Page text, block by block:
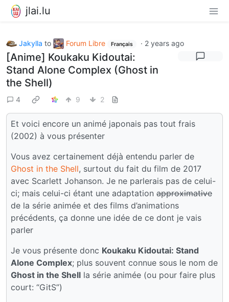
jlai.lu
Jakylla to Forum Libre Français · 2 years ago
[Anime] Koukaku Kidoutai:
Stand Alone Complex (Ghost in
the Shell)
4 9 2
Et voici encore un animé japonais pas tout frais
(2002) à vous présenter
Vous avez certainement déjà entendu parler de
Ghost in the Shell, surtout du fait du film de 2017
avec Scarlett Johanson. Je ne parlerais pas de celui-
ci; mais celui-ci étant une adaptation approximative
de la série animée et des films d’animations
précédents, ça donne une idée de ce dont je vais
parler
Je vous présente donc Koukaku Kidoutai: Stand
Alone Complex; plus souvent connue sous le nom de
Ghost in the Shell la série animée (ou pour faire plus
court: “GitS”)